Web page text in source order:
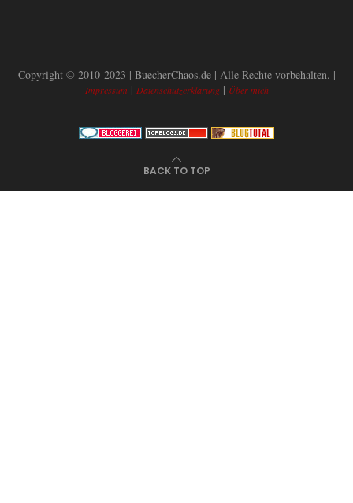
Copyright © 2010-2023 | BuecherChaos.de | Alle Rechte vorbehalten. |
Impressum | Datenschutzerklärung| Über mich
BACK TO TOP